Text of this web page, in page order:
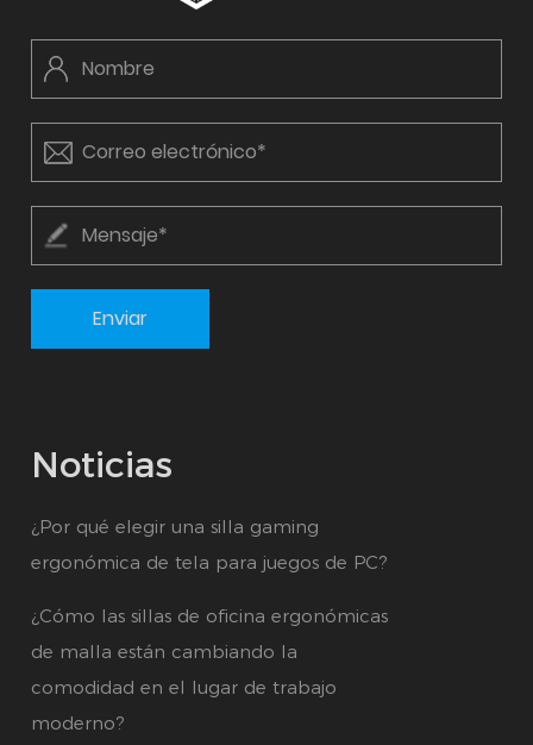
Noticias
¿Por qué elegir una silla gaming
ergonómica de tela para juegos de PC?
¿Cómo las sillas de oficina ergonómicas
de malla están cambiando la
comodidad en el lugar de trabajo
moderno?